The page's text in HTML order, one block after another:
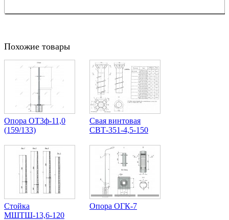
Похожие товары
Опора ОТ3ф-11,0
(159/133)
Свая винтовая
СВТ-351-4,5-150
Стойка
МШТШ-13,6-120
Опора ОГК-7